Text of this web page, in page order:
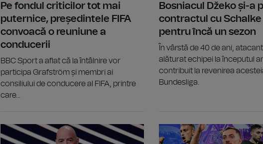
Pe fondul criticilor tot mai
puternice, președintele FIFA
convoacă o reuniune a
conducerii
BBC Sport a aflat că la întâlnire vor
participa Grafström și membri ai
consiliului de conducere al FIFA, printre
care...
Bosniacul Džeko și-a
contractul cu Schalke
pentru încă un sezon
În vârstă de 40 de ani,
alăturat echipei la începutul
contribuit la revenirea
Bundesliga.